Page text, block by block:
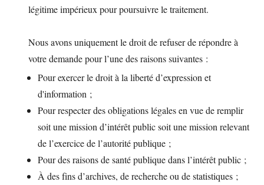
légitime impérieux pour poursuivre le traitement.
Nous avons uniquement le droit de refuser de répondre à
votre demande pour l’une des raisons suivantes :
Pour exercer le droit à la liberté d’expression et
d'information ;
Pour respecter des obligations légales en vue de remplir
soit une mission d’intérêt public soit une mission relevant
de l’exercice de l’autorité publique ;
Pour des raisons de santé publique dans l’intérêt public ;
À des fins d’archives, de recherche ou de statistiques ;